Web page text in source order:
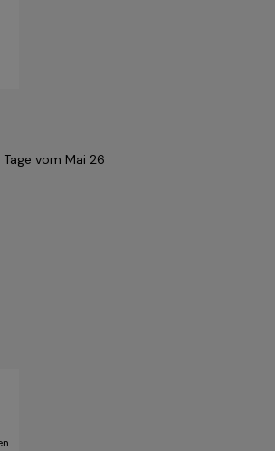
Tage vom Mai 26